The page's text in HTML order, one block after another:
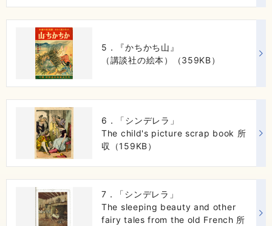
5．『かちかち山』
（講談社の絵本）（359KB）
6．「シンデレラ」
The child's picture scrap book 所
収（159KB）
7．「シンデレラ」
The sleeping beauty and other
fairy tales from the old French 所